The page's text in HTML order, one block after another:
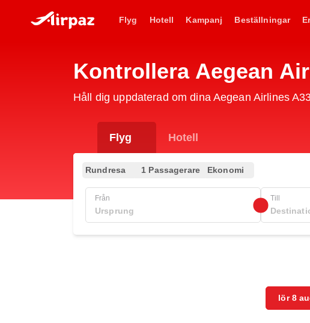
Flyg Hotell Kampanj Beställningar
Kontrollera Aegean
Håll dig uppdaterad om dina Aegean Airlines
Flyg Hotell
Rundresa 1 Passagerare Ekonomi
Från Till
lör 8